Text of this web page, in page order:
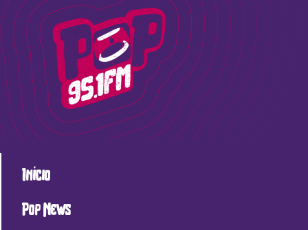
Início
Pop News